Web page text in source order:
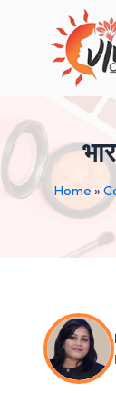
Home »
navigation